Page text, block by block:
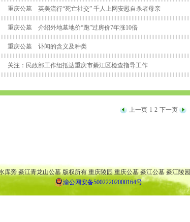
重庆公墓 英美流行“死亡社交” 千人上网安慰自杀者母亲
重庆公墓 介绍外地墓地价“跑”过房价7年涨10倍
重庆公墓 讣闻的含义及种类
关注：民政部工作组抵达重庆市綦江区检查指导工作
上一页 1 2 下一页
旁 綦江青龙山公墓 版权所有 重庆陵园 重庆公墓 綦江公墓 綦江陵园
渝公网安备50022202000164号